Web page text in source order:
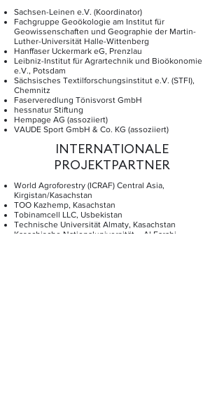
Sachsen-Leinen e.V. (Koordinator)
Fachgruppe Geoökologie am Institut für
Geowissenschaften und Geographie der Martin-
Luther-Universität Halle-Wittenberg
Hanffaser Uckermark eG, Prenzlau
Leibniz-Institut für Agrartechnik und Bioökonomie
e.V., Potsdam
Sächsisches Textilforschungsinstitut e.V. (STFI),
Chemnitz
Faserveredlung Tönisvorst GmbH
hessnatur Stiftung
Hempage AG (assoziiert)
VAUDE Sport GmbH & Co. KG (assoziiert)
INTERNATIONALE
PROJEKTPARTNER
World Agroforestry (ICRAF) Central Asia,
Kirgistan/Kasachstan
TOO Kazhemp, Kasachstan
Tobinamcell LLC, Usbekistan
Technische Universität Almaty, Kasachstan
Kasachische Nationaluniversität – Al Farabi